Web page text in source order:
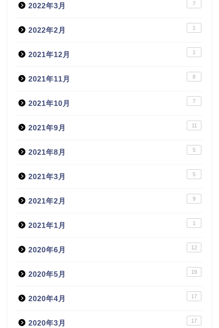
2022年3月 7
2022年2月 1
2021年12月 1
2021年11月 8
2021年10月 7
2021年9月 11
2021年8月 5
2021年3月 5
2021年2月 9
2021年1月 1
2020年6月 12
2020年5月 19
2020年4月 17
2020年3月 17